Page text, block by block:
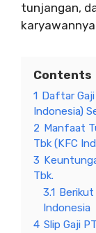
tunjangan,
Contents
1 Daftar
Indonesia)
2 Manfaat
Tbk (KFC
3
Tbk.
3.1 Berikut
Indonesia
4 Slip Gaji